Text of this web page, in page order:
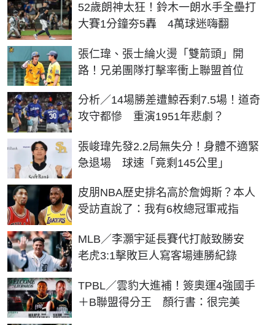
52歲朗神太狂！鈴木一朗水手全壘打
大賽1分鐘夯5轟 4萬球迷嗨翻
張仁瑋、張士綸火燙「雙箭頭」開
路！兄弟團隊打擊率衝上聯盟首位
分析／14場勝差遭鯨吞剩7.5場！道奇
攻守都慘 重演1951年悲劇？
張峻瑋先發2.2局無失分！身體不適緊
急退場 球速「竟剩145公里」
皮朋NBA歷史排名高於詹姆斯？本人
受訪直說了：我有6枚總冠軍戒指
MLB／李灝宇延長賽代打敲致勝安
老虎3:1擊敗巨人寫客場連勝紀錄
TPBL／雲豹大進補！簽奧運4強國手
＋B聯盟得分王 顏行書：很完美